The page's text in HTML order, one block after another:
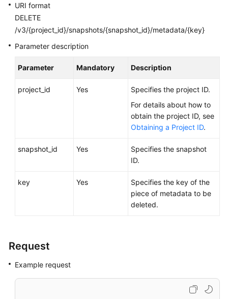
Practices
API
SDK
Glossary
Documents
Glossary
Shared
Responsibilities
URI format
DELETE
/v3/{project_id}/snapshots/{snapshot_id}/metadata/{key}
Parameter description
Parameter Mandatory Description
project_id Yes
Specifies the project ID.
For details about how to
obtain the project ID, see
Obtaining a Project ID.
snapshot_id Yes
Specifies the snapshot
ID.
key Yes
Specifies the key of the
piece of metadata to be
deleted.
Request
Example request